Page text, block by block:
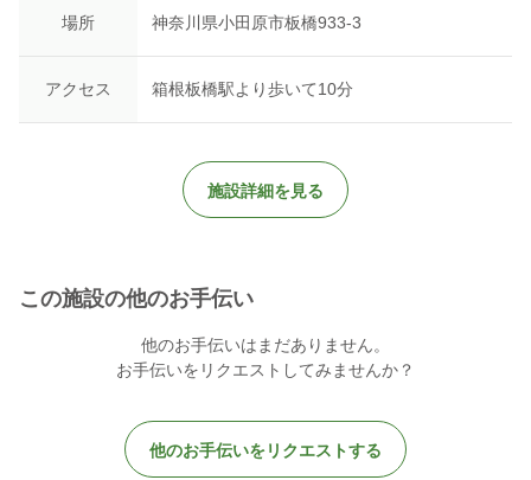
場所 神奈川県小田原市板橋933-3
アクセス 箱根板橋駅より歩いて10分
施設詳細を見る
この施設の他のお手伝い
他のお手伝いはまだありません。
お手伝いをリクエストしてみませんか？
他のお手伝いをリクエストする